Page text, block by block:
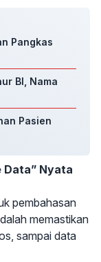
Pangkas
BI, Nama
Pasien
Data” Nyata
pembahasan
memastikan
sampai data